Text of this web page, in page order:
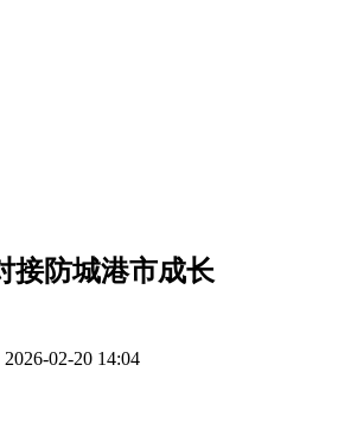
接防城港市成长
2026-02-20 14:04